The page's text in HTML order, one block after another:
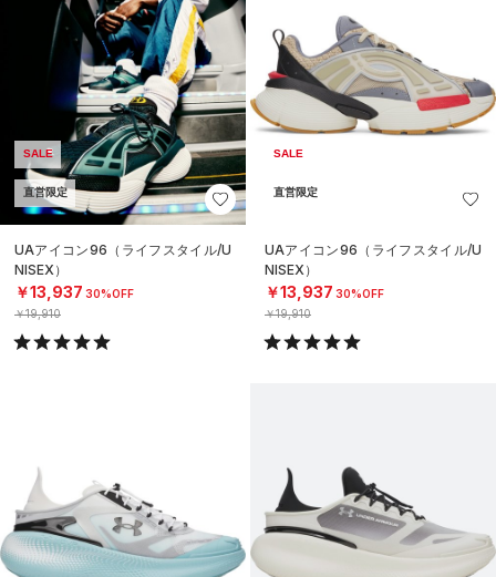
SALE
直営限定
UAアイコン96（ライフスタイル/U
NISEX）
￥13,937 30%OFF
￥19,910
SALE
直営限定
UAアイコン96（ライフスタイル/U
NISEX）
￥13,937 30%OFF
￥19,910